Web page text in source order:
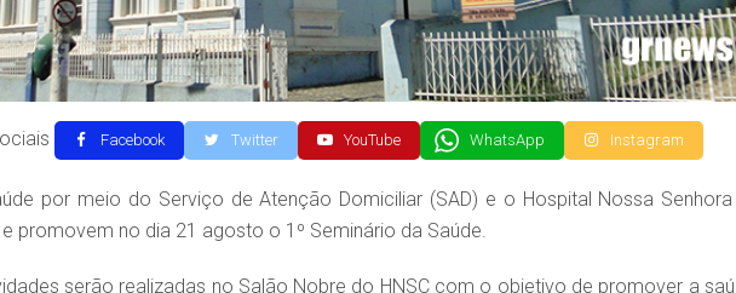
Facebook Twitter YouTube WhatsApp Instagram
por meio do Serviço de Atenção Domiciliar (SAD) e o Hospital Nossa
promovem no dia 21 agosto o 1º Seminário da Saúde.
serão realizadas no Salão Nobre do HNSC com o objetivo de promover a